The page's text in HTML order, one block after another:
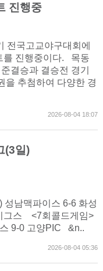
진행중
전국고교야구대회에
를 진행중이다. 목동
결승과 결승전 경기
을 추첨하여 다양한 경
2026-08-04 18:07
(3일)
남맥파이스 6-6 화성
그스 <7회콜드게임>
9-0 고양PIC &n..
2026-08-04 05:36